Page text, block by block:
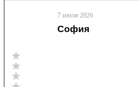
7 июля 2026
София